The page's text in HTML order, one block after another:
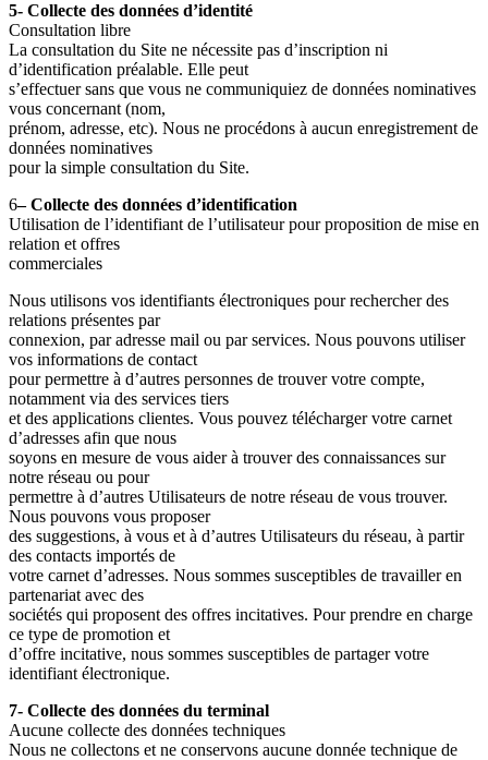
5- Collecte des données d’identité
Consultation libre
La consultation du Site ne nécessite pas d’inscription ni
d’identification préalable. Elle peut
s’effectuer sans que vous ne communiquiez de données nominatives
vous concernant (nom,
prénom, adresse, etc). Nous ne procédons à aucun enregistrement de
données nominatives
pour la simple consultation du Site.
6– Collecte des données d’identification
Utilisation de l’identifiant de l’utilisateur pour proposition de mise en
relation et offres
commerciales
Nous utilisons vos identifiants électroniques pour rechercher des
relations présentes par
connexion, par adresse mail ou par services. Nous pouvons utiliser
vos informations de contact
pour permettre à d’autres personnes de trouver votre compte,
notamment via des services tiers
et des applications clientes. Vous pouvez télécharger votre carnet
d’adresses afin que nous
soyons en mesure de vous aider à trouver des connaissances sur
notre réseau ou pour
permettre à d’autres Utilisateurs de notre réseau de vous trouver.
Nous pouvons vous proposer
des suggestions, à vous et à d’autres Utilisateurs du réseau, à partir
des contacts importés de
votre carnet d’adresses. Nous sommes susceptibles de travailler en
partenariat avec des
sociétés qui proposent des offres incitatives. Pour prendre en charge
ce type de promotion et
d’offre incitative, nous sommes susceptibles de partager votre
identifiant électronique.
7- Collecte des données du terminal
Aucune collecte des données techniques
Nous ne collectons et ne conservons aucune donnée technique de